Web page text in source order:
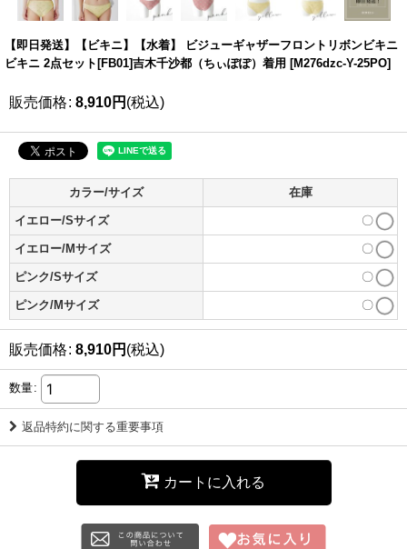
【即日発送】【ビキニ】【水着】 ビジューギャザーフロントリボンビキニ
ビキニ 2点セット[FB01]吉木千沙都（ちぃぽぽ）着用 [M276dzc-Y-25PO]
販売価格: 8,910円 (税込)
カラー/サイズ 在庫
イエロー/Sサイズ 〇
イエロー/Mサイズ 〇
ピンク/Sサイズ 〇
ピンク/Mサイズ 〇
販売価格: 8,910円 (税込)
数量:
返品特約に関する重要事項
カートに入れる